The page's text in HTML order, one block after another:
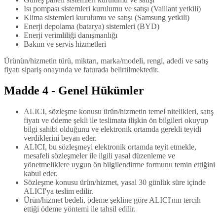
Isı pompası sistemleri kurulumu ve satışı (Vaillant yetkili)
Klima sistemleri kurulumu ve satışı (Samsung yetkili)
Enerji depolama (batarya) sistemleri (BYD)
Enerji verimliliği danışmanlığı
Bakım ve servis hizmetleri
Ürünün/hizmetin türü, miktarı, marka/modeli, rengi, adedi ve satış
fiyatı sipariş onayında ve faturada belirtilmektedir.
Madde 4 - Genel Hükümler
ALICI, sözleşme konusu ürün/hizmetin temel nitelikleri, satış
fiyatı ve ödeme şekli ile teslimata ilişkin ön bilgileri okuyup
bilgi sahibi olduğunu ve elektronik ortamda gerekli teyidi
verdiklerini beyan eder.
ALICI, bu sözleşmeyi elektronik ortamda teyit etmekle,
mesafeli sözleşmeler ile ilgili yasal düzenleme ve
yönetmeliklere uygun ön bilgilendirme formunu temin ettiğini
kabul eder.
Sözleşme konusu ürün/hizmet, yasal 30 günlük süre içinde
ALICI'ya teslim edilir.
Ürün/hizmet bedeli, ödeme şekline göre ALICI'nın tercih
ettiği ödeme yöntemi ile tahsil edilir.